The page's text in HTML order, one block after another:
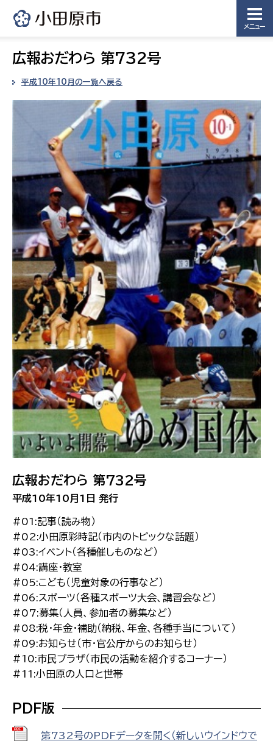
メニュー
広報おだわら 第732号
平成10年10月の一覧へ戻る
広報おだわら 第732号
平成10年10月1日 発行
#01:記事（読み物）
#02:小田原彩時記（市内のトピックな話題）
#03:イベント（各種催しものなど）
#04:講座・教室
#05:こども（児童対象の行事など）
#06:スポーツ（各種スポーツ大会、講習会など）
#07:募集（人員、参加者の募集など）
#08:税･年金・補助（納税、年金、各種手当について）
#09:お知らせ（市・官公庁からのお知らせ）
#10:市民プラザ（市民の活動を紹介するコーナー）
#11:小田原の人口と世帯
PDF版
第732号のPDFデータを開く（新しいウインドウで